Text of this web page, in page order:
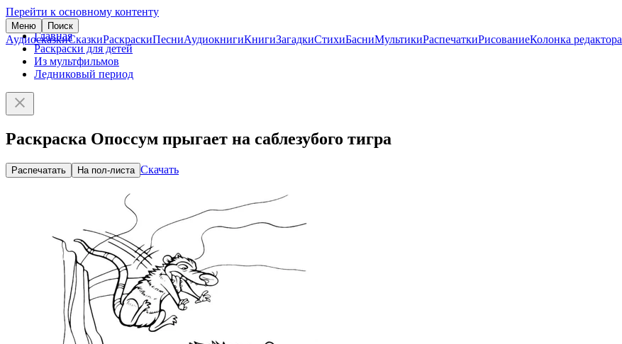
Перейти к основному контенту
Меню Поиск
АудиосказкиСказкиРаскраскиПесниАудиокнигиКнигиЗагадкиСтихиБасниМультикиРаспечаткиРисованиеКолонка редактора
Главная
Раскраски для детей
Из мультфильмов
Ледниковый период
Раскраска Опоссум прыгает на саблезубого тигра
Распечатать На пол-листа Скачать